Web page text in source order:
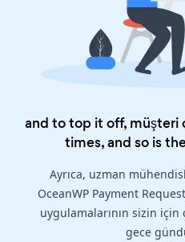
and to top it off,
times, and so is
Ayrıca, uzman
OceanWP Payment
uygulamalarının sizin için
gece